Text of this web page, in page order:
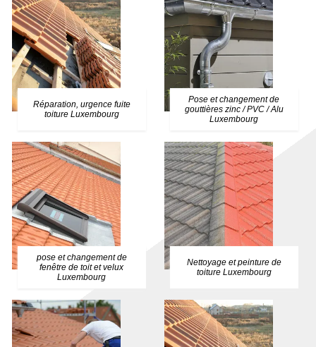
Réparation, urgence fuite
toiture Luxembourg
Pose et changement de
gouttières zinc / PVC / Alu
Luxembourg
pose et changement de
fenêtre de toit et velux
Luxembourg
Nettoyage et peinture de
toiture Luxembourg